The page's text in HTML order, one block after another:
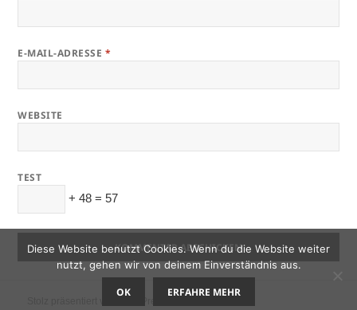
E-MAIL-ADRESSE *
WEBSITE
TEST
+ 48 = 57
Diese Website benutzt Cookies. Wenn du die Website weiter
nutzt, gehen wir von deinem Einverständnis aus.
OK ERFAHRE MEHR